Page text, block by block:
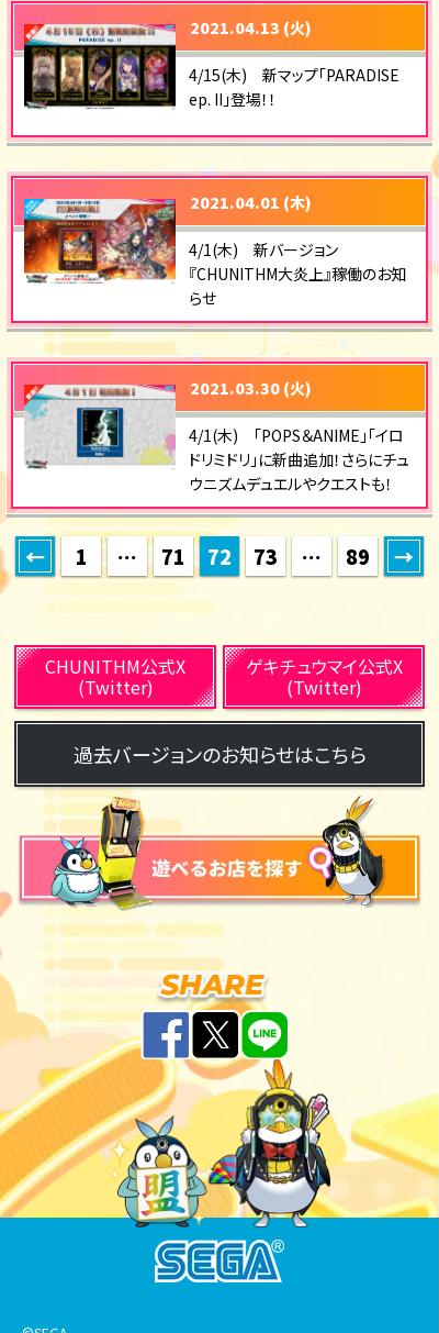
2021.04.13 (火)
4/15(木) 新マップ「PARADISE
ep. II」登場！！
2021.04.01 (木)
4/1(木) 新バージョン
『CHUNITHM大炎上』稼働のお知
らせ
2021.03.30 (火)
4/1(木) 「POPS＆ANIME」「イロ
ドリミドリ」に新曲追加！さらにチュ
ウニズムデュエルやクエストも！
← 1 … 71 72 73 … 89 →
CHUNITHM公式X
(Twitter)
ゲキチュウマイ公式X
(Twitter)
過去バージョンのお知らせはこちら